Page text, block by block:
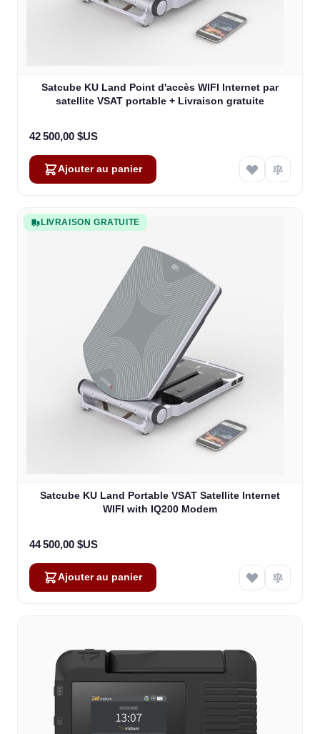
Satcube KU Land Point d'accès WIFI Internet par
satellite VSAT portable + Livraison gratuite
42 500,00 $US
Ajouter au panier
LIVRAISON GRATUITE
Satcube KU Land Portable VSAT Satellite Internet
WIFI with IQ200 Modem
44 500,00 $US
Ajouter au panier